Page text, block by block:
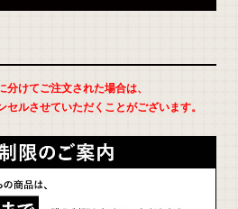
けてご注文された場合は、
ルさせていただくことがございます。